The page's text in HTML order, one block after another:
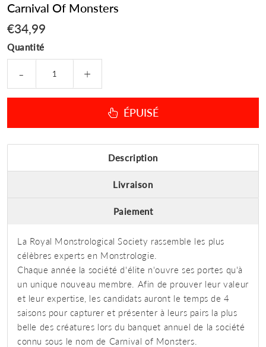
Carnival Of Monsters
€34,99
Quantité
+
-
ÉPUISÉ
Description
Livraison
Paiement
La Royal Monstrological Society rassemble les plus
célèbres experts en Monstrologie.
Chaque année la société d'élite n'ouvre ses portes qu'à
un unique nouveau membre. Afin de prouver leur valeur
et leur expertise, les candidats auront le temps de 4
saisons pour capturer et présenter à leurs pairs la plus
belle des créatures lors du banquet annuel de la société
connu sous le nom de Carnival of Monsters.